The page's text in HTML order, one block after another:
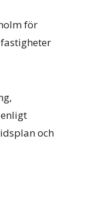
för
och